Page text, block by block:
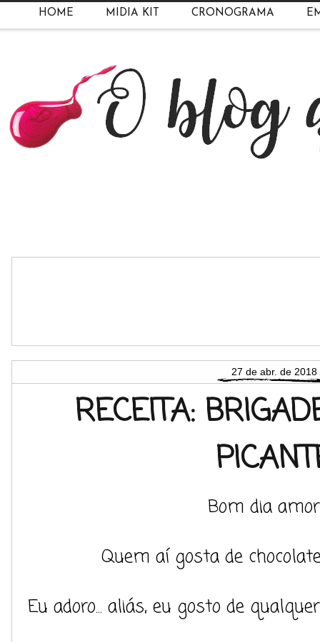
HOME MIDIA KIT CRONOGRAMA
27 de abr. de 2018
RECEITA:
Bom dia
Quem aí gosta de
Eu adoro... aliás, eu gosto de